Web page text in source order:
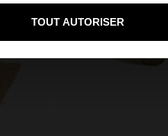
TOUT AUTORISER
Oui, dirigez-moi vers United